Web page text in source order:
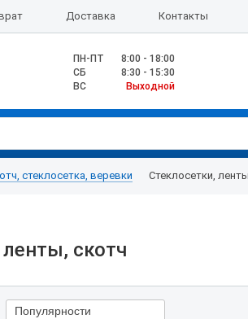
Доставка Контакты
ПН-ПТ
8:00 - 18:00
CБ
8:30 - 15:30
ВС
Выходной
стеклосетка, веревки Стеклосетки,
скотч
Популярности